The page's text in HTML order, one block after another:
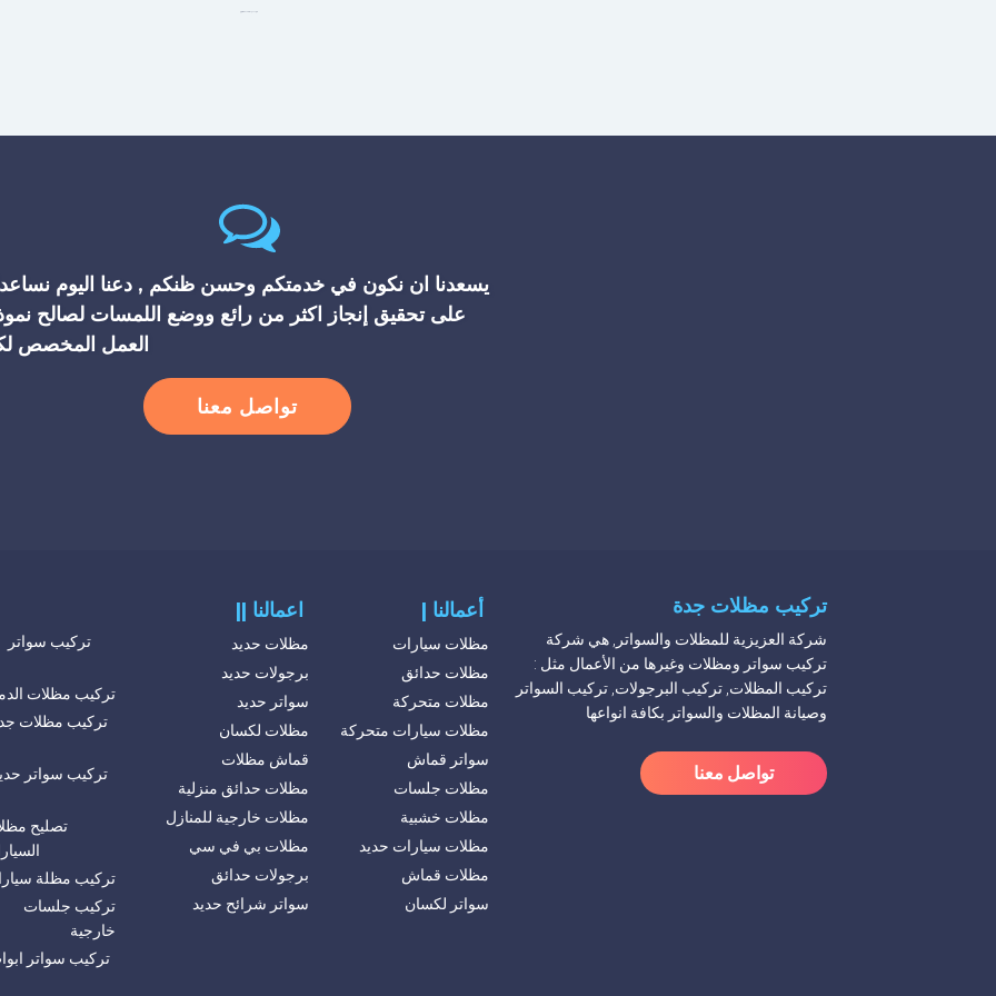
يسعدنا ان نكون في خدمتكم وحسن ظنكم , دعنا اليوم
على تحقيق إنجاز اكثر من رائع ووضع اللمسات لصالح
العمل المخصص
تواصل معنا
تركيب سواتر
تركيب مظلات
تركيب مظلات
تركيب سواتر
تصليح
تركيب مظلة
تركيب جلسات
خارجية
تركيب سواتر
مظلات حديد
برجولات حديد
سواتر حديد
مظلات لكسان
قماش مظلات
مظلات حدائق منزلية
مظلات خارجية للمنازل
مظلات بي في سي
برجولات حدائق
سواتر شرائح حديد
مظلات سيارات
مظلات حدائق
مظلات متحركة
مظلات سيارات متحركة
سواتر قماش
مظلات جلسات
مظلات خشبية
مظلات سيارات حديد
مظلات قماش
سواتر لكسان
تركيب مظلات جدة
شركة العزيزية للمظلات والسواتر, هي شركة
تركيب سواتر ومظلات وغيرها من الأعمال مثل :
تركيب المظلات, تركيب البرجولات, تركيب السواتر
وصيانة المظلات والسواتر بكافة انواعها
تواصل معنا